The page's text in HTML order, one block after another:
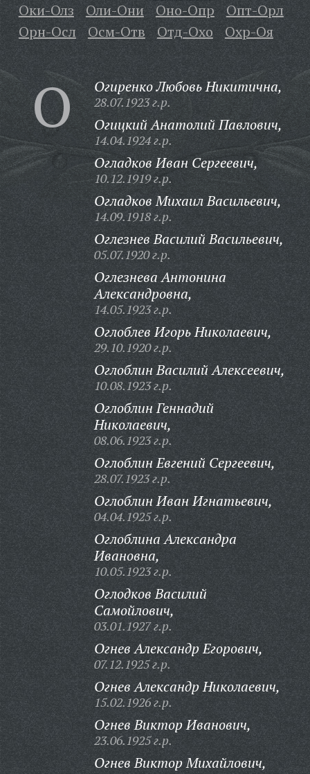
Оки-Олз
Оли-Они Оно-Опр
Опт-Орл
Орн-Осл
Осм-Отв Отд-Охо Охр-Оя
О Огиренко Любовь Никитична,
28.07.1923 г.р.
Огицкий Анатолий Павлович,
14.04.1924 г.р.
Огладков Иван Сергеевич,
10.12.1919 г.р.
Огладков Михаил Васильевич,
14.09.1918 г.р.
Оглезнев Василий Васильевич,
05.07.1920 г.р.
Оглезнева Антонина
Александровна,
14.05.1923 г.р.
Оглоблев Игорь Николаевич,
29.10.1920 г.р.
Оглоблин Василий Алексеевич,
10.08.1923 г.р.
Оглоблин Геннадий
Николаевич,
08.06.1923 г.р.
Оглоблин Евгений Сергеевич,
28.07.1923 г.р.
Оглоблин Иван Игнатьевич,
04.04.1925 г.р.
Оглоблина Александра
Ивановна,
10.05.1923 г.р.
Оглодков Василий
Самойлович,
03.01.1927 г.р.
Огнев Александр Егорович,
07.12.1925 г.р.
Огнев Александр Николаевич,
15.02.1926 г.р.
Огнев Виктор Иванович,
23.06.1925 г.р.
Огнев Виктор Михайлович,